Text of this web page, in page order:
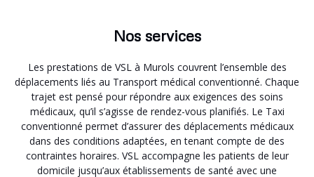
Nos services
Les prestations de VSL à Murols couvrent l’ensemble des
déplacements liés au Transport médical conventionné. Chaque
trajet est pensé pour répondre aux exigences des soins
médicaux, qu’il s’agisse de rendez-vous planifiés. Le Taxi
conventionné permet d’assurer des déplacements médicaux
dans des conditions adaptées, en tenant compte de des
contraintes horaires. VSL accompagne les patients de leur
domicile jusqu’aux établissements de santé avec une